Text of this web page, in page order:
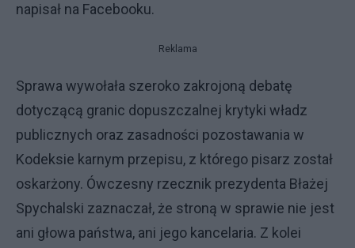
napisał na Facebooku.
Reklama
Sprawa wywołała szeroko zakrojoną debatę
dotyczącą granic dopuszczalnej krytyki władz
publicznych oraz zasadności pozostawania w
Kodeksie karnym przepisu, z którego pisarz został
oskarżony. Ówczesny rzecznik prezydenta Błażej
Spychalski zaznaczał, że stroną w sprawie nie jest
ani głowa państwa, ani jego kancelaria. Z kolei